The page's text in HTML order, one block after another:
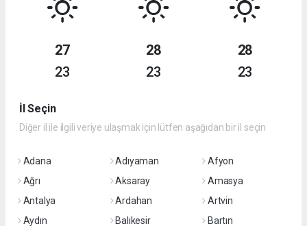
27
23
28
23
28
23
İl Seçin
Diğer il ile ilgili veriye ulaşmak için lütfen aşağıdan bir il seçin
Adana Adıyaman
Afyon
Ağrı
Aksaray
Amasya
Antalya
Ardahan
Artvin
Aydın
Balıkesir
Bartın